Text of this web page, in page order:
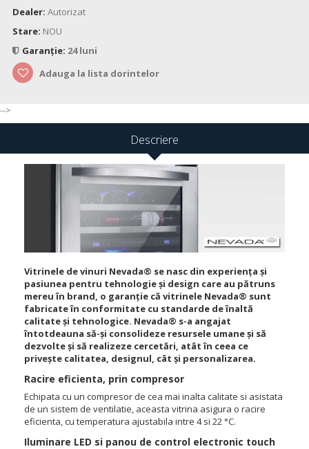
Dealer: Autorizat
Stare: NOU
Garanție: 24 luni
Adauga la lista dorintelor
-->
Descriere
Vitrinele de vinuri Nevada® se nasc din experiența și
pasiunea pentru tehnologie și design care au pătruns
mereu în brand, o garanție că vitrinele Nevada® sunt
fabricate în conformitate cu standarde de înaltă
calitate și tehnologice. Nevada® s-a angajat
întotdeauna să-și consolideze resursele umane și să
dezvolte și să realizeze cercetări, atât în ​​ceea ce
privește calitatea, designul, cât și personalizarea.
Racire eficienta, prin compresor
Echipata cu un compresor de cea mai inalta calitate si asistata
de un sistem de ventilatie, aceasta vitrina asigura o racire
eficienta, cu temperatura ajustabila intre 4 si 22 °C.
Iluminare LED si panou de control electronic touch